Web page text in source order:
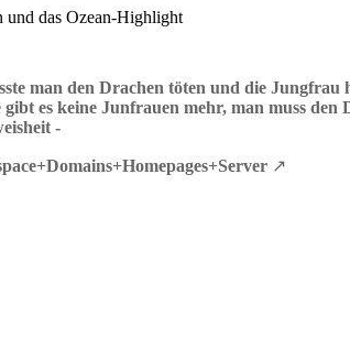
und das Ozean-Highlight
man den Drachen töten und die Jungfrau
gibt es keine Junfrauen mehr, man muss den
-